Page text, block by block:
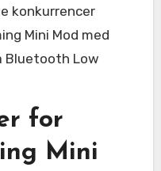
konkurrencer
Mini Mod med
Bluetooth Low
for
Mini